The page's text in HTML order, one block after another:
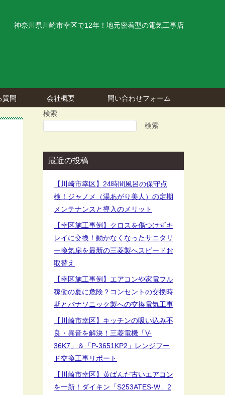
神奈川県川崎市幸区で12年！地元密着型の電気工事店
質問 会社概要 問い合わせフォーム
検索
検索
最近の投稿
【川崎市幸区】24時間風呂の保守点
検！ジャノメ（湯あがり美人）の定期
メンテナンスと導入のメリット
【幸区施工事例】クロスを傷つけずキ
レイに交換！動かなくなったサニタリ
ー換気扇を最新の三菱製へスピードお
取替え
【幸区施工事例】エアコンや家電フル
稼働の夏に危険？コンセントの交換時
期とパナソニック製への交換電気工事
【川崎市幸区】キッチンの吸い込み不
良・異音を解決！三菱電機「V-
36K7」＆「P-3651KP2」レンジフー
ド交換工事リポート
【川崎市幸区】黄ばんだ古いエアコン
を一新！ダイキン「S253ATES-W」2